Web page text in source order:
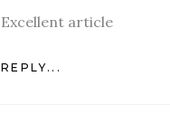
Excellent article
REPLY...